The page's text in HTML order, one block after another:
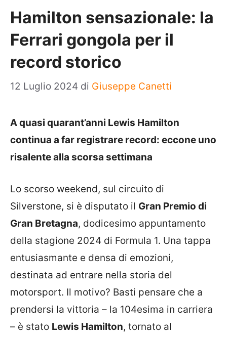
Hamilton sensazionale: la
Ferrari gongola per il
record storico
12 Luglio 2024 di Giuseppe Canetti
A quasi quarant’anni Lewis Hamilton
continua a far registrare record: eccone uno
risalente alla scorsa settimana
Lo scorso weekend, sul circuito di
Silverstone, si è disputato il Gran Premio di
Gran Bretagna, dodicesimo appuntamento
della stagione 2024 di Formula 1. Una tappa
entusiasmante e densa di emozioni,
destinata ad entrare nella storia del
motorsport. Il motivo? Basti pensare che a
prendersi la vittoria – la 104esima in carriera
– è stato Lewis Hamilton, tornato al